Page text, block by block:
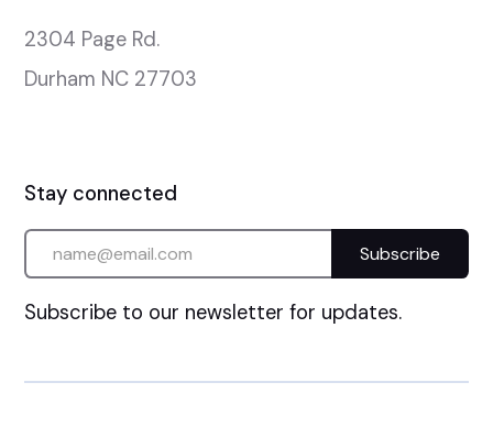
2304 Page Rd.
Durham NC 27703
Stay connected
Subscribe to our newsletter for updates.